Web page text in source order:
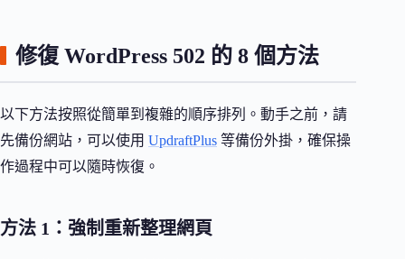
修復 WordPress 502 的 8 個方法
以下方法按照從簡單到複雜的順序排列。動手之前，請
先備份網站，可以使用 UpdraftPlus 等備份外掛，確保操
作過程中可以隨時恢復。
方法 1：強制重新整理網頁